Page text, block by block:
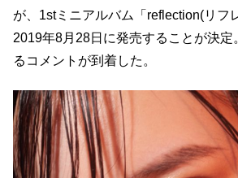
が、1stミニアルバム「reflection(リフ
2019年8⽉28⽇に発売することが決定
るコメントが到着した。